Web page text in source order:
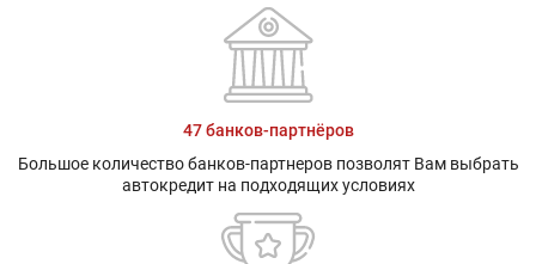
47 банков-партнёров
Большое количество банков-партнеров позволят Вам выбрать
автокредит на подходящих условиях